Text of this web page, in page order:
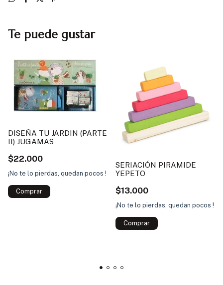
Te puede gustar
DISEÑA TU JARDIN (PARTE
II) JUGAMAS
$22.000
¡No te lo pierdas, quedan pocos !
SERIACIÓN PIRAMIDE
YEPETO
$13.000
¡No te lo pierdas, quedan pocos !